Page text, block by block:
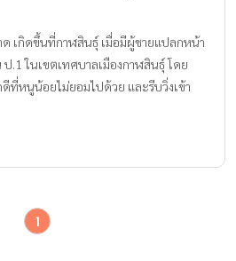
ด เกิดขึ้นที่กาฬสินธุ์ เมื่อมีผู้ชายแปลกหน้า
.1 ในเขตเทศบาลเมืองกาฬสินธุ์ โดย
ที่หนูน้อยไม่ยอมไปด้วย และรีบวิ่งเข้า
1